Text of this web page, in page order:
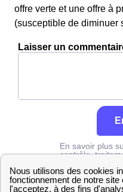
offre verte et une offre à
(susceptible de diminuer
Laisser un
En savoir plus
contrôle,